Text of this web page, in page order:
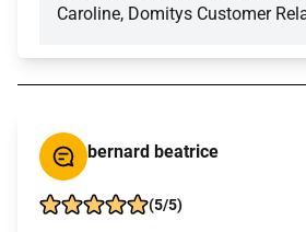
Caroline, Domitys Customer
bernard beatrice
(5/5)